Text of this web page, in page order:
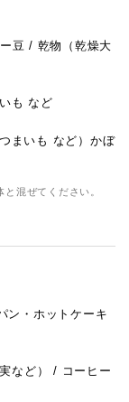
豆 / 乾物（乾燥大
も など
まいも など）かぼ
混ぜてください。
ン・ホットケーキ
など） / コーヒー